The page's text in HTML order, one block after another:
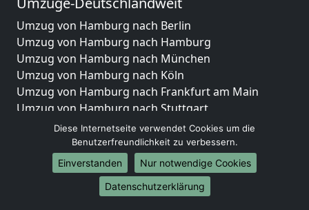
Umzug von Hamburg nach Berlin
Umzug von Hamburg nach Hamburg
Umzug von Hamburg nach München
Umzug von Hamburg nach Köln
Umzug von Hamburg nach Frankfurt am Main
Umzug von Hamburg nach Stuttgart
Umzug von Hamburg nach Düsseldorf
Umzug von Hamburg nach Leipzig
Umzug von Hamburg nach Dortmund
Umzug von Hamburg nach Essen
Umzug von Hamburg nach Bremen
Diese Internetseite verwendet Cookies um die
Benutzerfreundlichkeit zu verbessern.
Einverstanden
Nur notwendige Cookies
Datenschutzerklärung